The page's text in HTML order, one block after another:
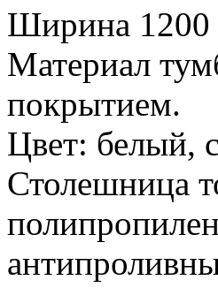
Ширина 1200
Материал
покрытием.
Цвет: белый,
Столешница